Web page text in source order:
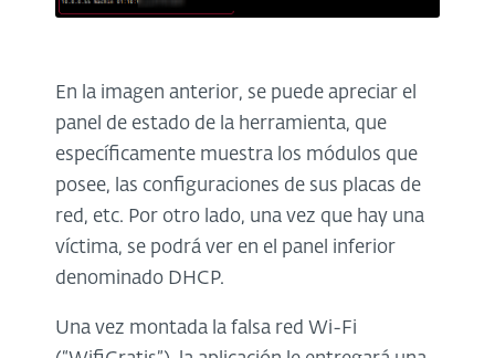
En la imagen anterior, se puede apreciar el
panel de estado de la herramienta, que
específicamente muestra los módulos que
posee, las configuraciones de sus placas de
red, etc. Por otro lado, una vez que hay una
víctima, se podrá ver en el panel inferior
denominado DHCP.
Una vez montada la falsa red Wi-Fi